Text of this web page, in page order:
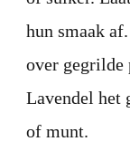
hun smaak
over gegrilde
Lavendel het
of munt.